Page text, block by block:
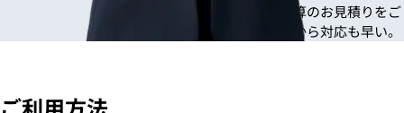
写真を確認でき次第、迅速に概算のお見積りをご
案内。状況がすぐに把握できるから対応も早い。